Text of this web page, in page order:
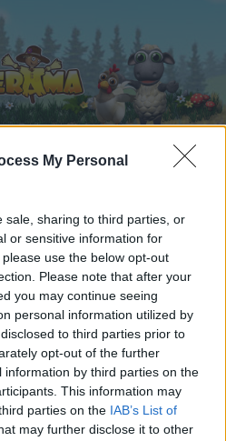
My Personal
sale, sharing to third parties, or
or sensitive information for
use the below opt-out
Please note that after your
you may continue seeing
personal information utilized by
to third parties prior to
opt-out of the further
by third parties on the
This information may
parties on the IAB’s List of
may further disclose it to other
aller Zeiten :-) 12
Beitrag #846
aktiv an den
eigene Themen